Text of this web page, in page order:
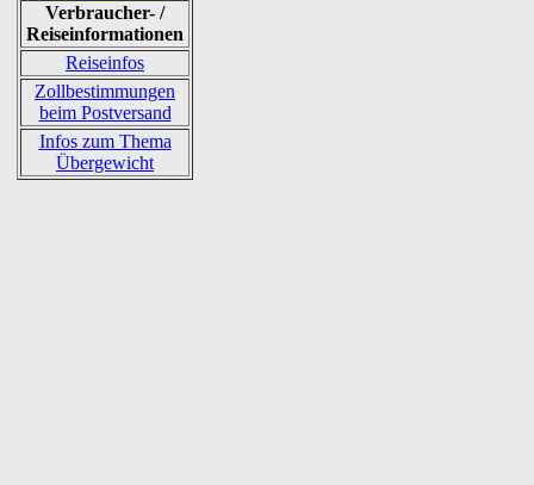
Verbraucher- /
Reiseinformationen
Reiseinfos
Zollbestimmungen
beim Postversand
Infos zum Thema
Übergewicht